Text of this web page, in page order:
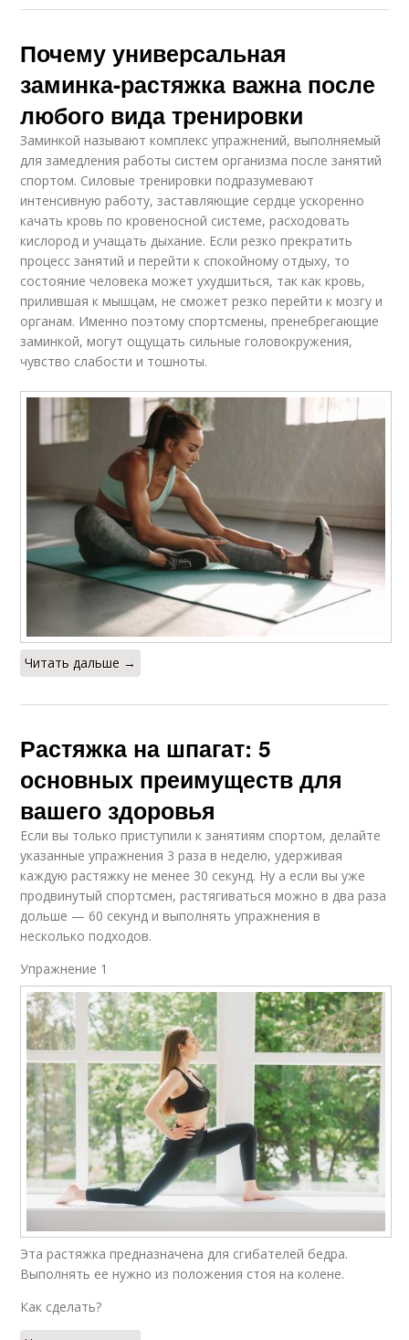
Почему универсальная
заминка-растяжка важна после
любого вида тренировки
Заминкой называют комплекс упражнений, выполняемый
для замедления работы систем организма после занятий
спортом. Силовые тренировки подразумевают
интенсивную работу, заставляющие сердце ускоренно
качать кровь по кровеносной системе, расходовать
кислород и учащать дыхание. Если резко прекратить
процесс занятий и перейти к спокойному отдыху, то
состояние человека может ухудшиться, так как кровь,
прилившая к мышцам, не сможет резко перейти к мозгу и
органам. Именно поэтому спортсмены, пренебрегающие
заминкой, могут ощущать сильные головокружения,
чувство слабости и тошноты.
Читать дальше →
Растяжка на шпагат: 5
основных преимуществ для
вашего здоровья
Если вы только приступили к занятиям спортом, делайте
указанные упражнения 3 раза в неделю, удерживая
каждую растяжку не менее 30 секунд. Ну а если вы уже
продвинутый спортсмен, растягиваться можно в два раза
дольше — 60 секунд и выполнять упражнения в
несколько подходов.
Упражнение 1
Эта растяжка предназначена для сгибателей бедра.
Выполнять ее нужно из положения стоя на колене.
Как сделать?